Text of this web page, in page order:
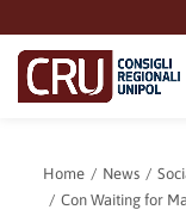
Home News
Con Waiting for